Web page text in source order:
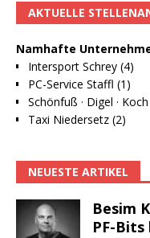
AKTUELLE
Namhafte
Intersport Schrey (4)
PC-Service Staffl (1)
Schönfuß · Digel ·
Taxi Niedersetz (2)
NEUESTE ARTIKEL
Besim
PF-